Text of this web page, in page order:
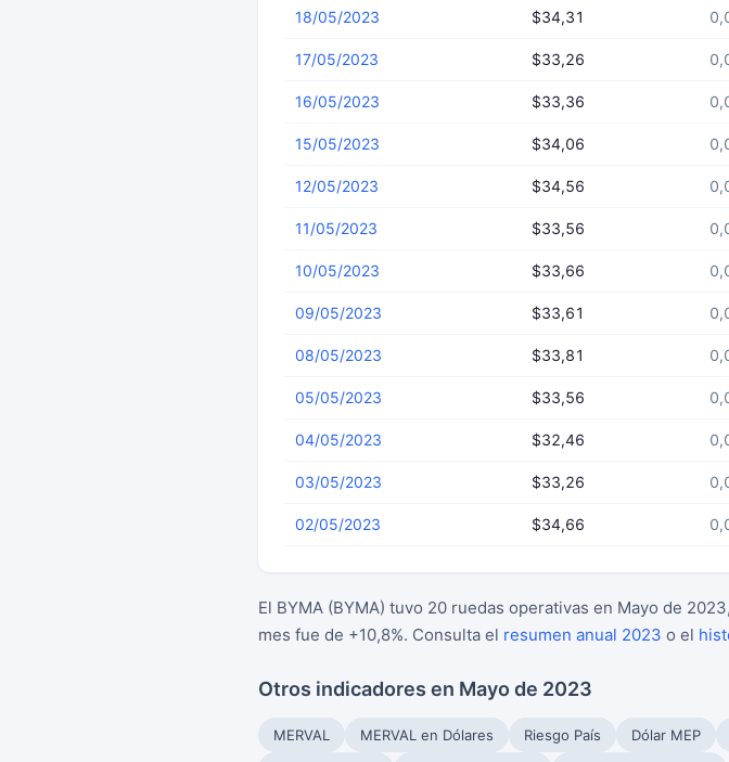
18/05/2023 $34,31
17/05/2023 $33,26
16/05/2023 $33,36
15/05/2023 $34,06
12/05/2023 $34,56
11/05/2023 $33,56
10/05/2023 $33,66
09/05/2023 $33,61
08/05/2023 $33,81
05/05/2023 $33,56
04/05/2023 $32,46
03/05/2023 $33,26
02/05/2023 $34,66
El BYMA (BYMA) tuvo 20 ruedas operativas en Mayo de
mes fue de +10,8%. Consulta el resumen anual 2023 o el
Otros indicadores en Mayo de 2023
MERVAL MERVAL en Dólares Riesgo País Dólar MEP